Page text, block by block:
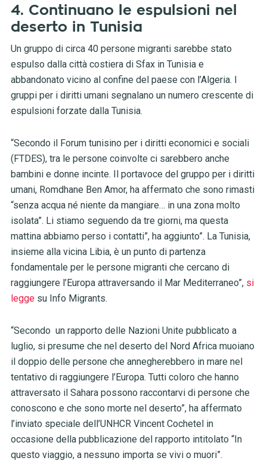
4. Continuano le espulsioni nel
deserto in Tunisia
Un gruppo di circa 40 persone migranti sarebbe stato
espulso dalla città costiera di Sfax in Tunisia e
abbandonato vicino al confine del paese con l’Algeria. I
gruppi per i diritti umani segnalano un numero crescente di
espulsioni forzate dalla Tunisia.
“Secondo il Forum tunisino per i diritti economici e sociali
(FTDES), tra le persone coinvolte ci sarebbero anche
bambini e donne incinte. Il portavoce del gruppo per i diritti
umani, Romdhane Ben Amor, ha affermato che sono rimasti
“senza acqua né niente da mangiare… in una zona molto
isolata”. Li stiamo seguendo da tre giorni, ma questa
mattina abbiamo perso i contatti”, ha aggiunto”. La Tunisia,
insieme alla vicina Libia, è un punto di partenza
fondamentale per le persone migranti che cercano di
raggiungere l’Europa attraversando il Mar Mediterraneo”, si
leggesu Info Migrants.
“Secondo un rapporto delle Nazioni Unite pubblicato a
luglio, si presume che nel deserto del Nord Africa muoiano
il doppio delle persone che annegherebbero in mare nel
tentativo di raggiungere l’Europa. Tutti coloro che hanno
attraversato il Sahara possono raccontarvi di persone che
conoscono e che sono morte nel deserto”, ha affermato
l’inviato speciale dell’UNHCR Vincent Cochetel in
occasione della pubblicazione del rapporto intitolato “In
questo viaggio, a nessuno importa se vivi o muori”.